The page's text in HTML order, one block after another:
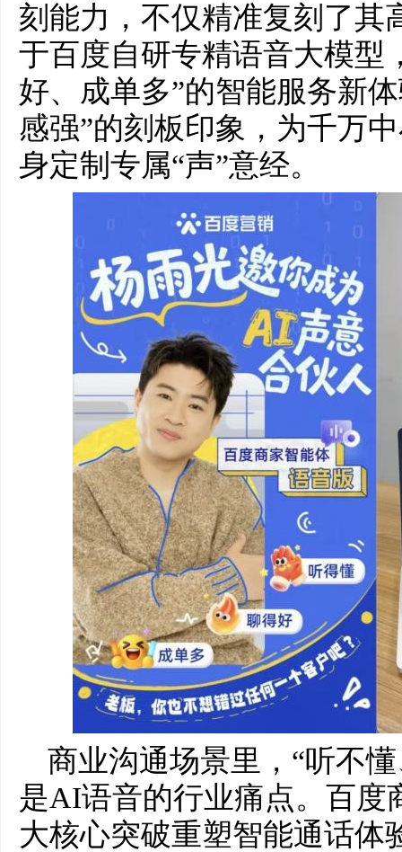
刻能力，不仅精准复刻了其
于百度自研专精语音大模型
好、成单多”的智能服务新
感强”的刻板印象，为千万
身定制专属“声”意经。
商业沟通场景里，“听不
是AI语音的行业痛点。百度
大核心突破重塑智能通话体